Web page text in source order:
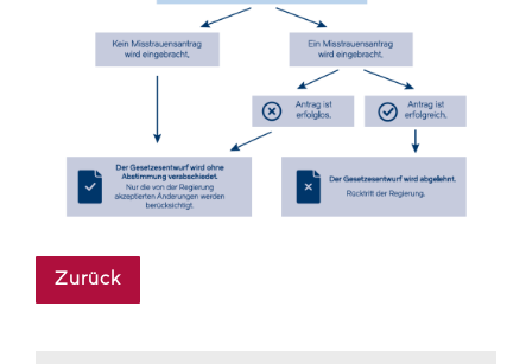
Zurück